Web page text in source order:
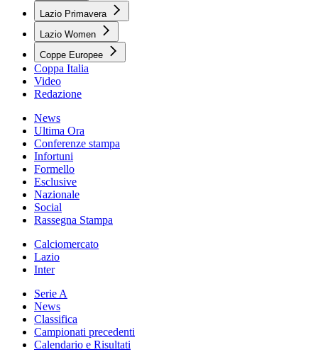
Lazio Primavera
Lazio Women
Coppe Europee
Coppa Italia
Video
Redazione
News
Ultima Ora
Conferenze stampa
Infortuni
Formello
Esclusive
Nazionale
Social
Rassegna Stampa
Calciomercato
Lazio
Inter
Serie A
News
Classifica
Campionati precedenti
Calendario e Risultati